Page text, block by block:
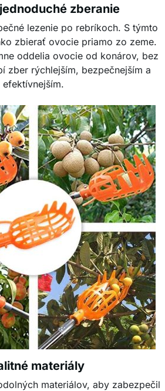
zberanie
lezenie po rebríkoch. S týmto
zbierať ovocie priamo zo zeme.
oddelia ovocie od konárov, bez
zber rýchlejším, bezpečnejším a
efektívnejším.
materiály
materiálov, aby zabezpečil